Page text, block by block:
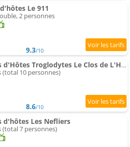
Le 911
2 personnes
9.3/10
Chambres d'Hôtes Troglodytes Le Clos de L'Hermitage
(total 10 personnes)
8.6/10
d'hôtes Les Nefliers
(total 7 personnes)